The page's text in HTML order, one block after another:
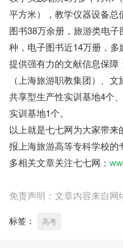
平方米），教学仪器设备
图书38万余册，旅游类电
种，电子图书近14万册，
提供强有力的文献信息保
（上海旅游职教集团）、
共享型生产性实训基地4个
实训基地1个。
以上就是七七网为大家带
报上海旅游高等专科学校
多相关文章关注七七网：
免责声明：文章内容来自网
标签： 高考